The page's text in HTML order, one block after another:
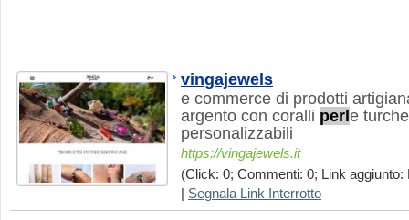
vingajewels
e commerce di prodotti
argento con coralli perl e
personalizzabili
https://vingajewels.it
(Click: 0; Commenti: 0; Link aggiunto:
Segnala Link Interrotto